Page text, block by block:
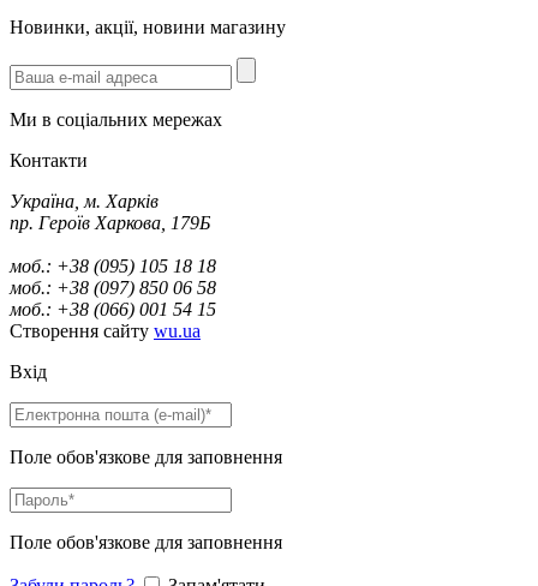
Новинки, акції, новини магазину
Ми в соціальних мережах
Контакти
Україна, м. Харків
пр. Героїв Харкова, 179Б
моб.: +38 (095) 105 18 18
моб.: +38 (097) 850 06 58
моб.: +38 (066) 001 54 15
Створення сайту wu.ua
Вхід
Поле обов'язкове для заповнення
Поле обов'язкове для заповнення